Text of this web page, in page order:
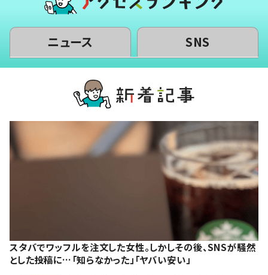
ニュース SNS
スタバでワッフルを注文した女性。しかしその後、SNSが騒然
とした投稿に…「知らなかった」「ヤバい安い」